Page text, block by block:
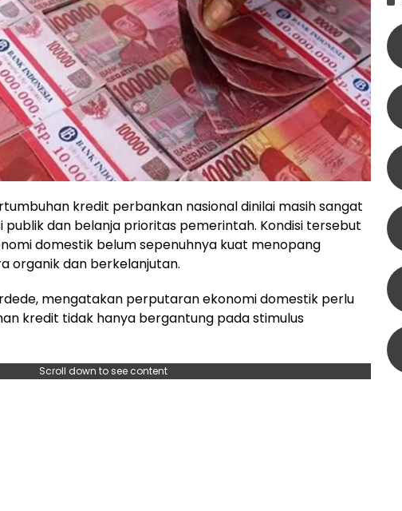
kredit perbankan nasional dinilai masih sangat
dan belanja prioritas pemerintah. Kondisi tersebut
domestik belum sepenuhnya kuat menopang
organik dan berkelanjutan.
mengatakan perputaran ekonomi domestik perlu
kredit tidak hanya bergantung pada stimulus
Scroll down to see content